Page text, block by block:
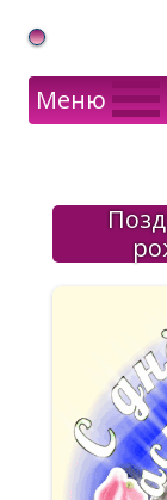
Gif Открытки в
Меню